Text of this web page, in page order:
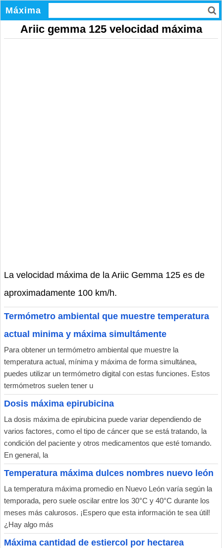
Máxima
Ariic gemma 125 velocidad máxima
La velocidad máxima de la Ariic Gemma 125 es de
aproximadamente 100 km/h.
Termómetro ambiental que muestre temperatura
actual minima y máxima simultámente
Para obtener un termómetro ambiental que muestre la
temperatura actual, mínima y máxima de forma simultánea,
puedes utilizar un termómetro digital con estas funciones. Estos
termómetros suelen tener u
Dosis máxima epirubicina
La dosis máxima de epirubicina puede variar dependiendo de
varios factores, como el tipo de cáncer que se está tratando, la
condición del paciente y otros medicamentos que esté tomando.
En general, la
Temperatura máxima dulces nombres nuevo león
La temperatura máxima promedio en Nuevo León varía según la
temporada, pero suele oscilar entre los 30°C y 40°C durante los
meses más calurosos. ¡Espero que esta información te sea útil!
¿Hay algo más
Máxima cantidad de estiercol por hectarea